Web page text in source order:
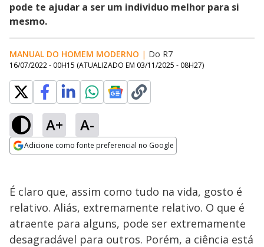
pode te ajudar a ser um individuo melhor para si
mesmo.
MANUAL DO HOMEM MODERNO | Do R7
16/07/2022 - 00H15 (ATUALIZADO EM 03/11/2025 - 08H27)
A+ A-
Adicione como fonte preferencial no Google
É claro que, assim como tudo na vida, gosto é
relativo. Aliás, extremamente relativo. O que é
atraente para alguns, pode ser extremamente
desagradável para outros. Porém, a ciência está